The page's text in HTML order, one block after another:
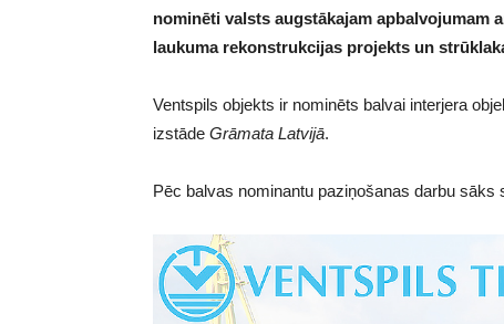
nominēti valsts augstākajam apbalvojumam
laukuma rekonstrukcijas projekts un
Ventspils objekts ir nominēts balvai interjera
izstāde Grāmata Latvijā.
Pēc balvas nominantu paziņošanas darbu sāks